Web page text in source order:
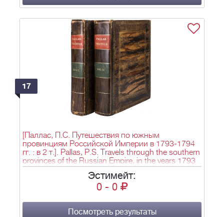
17
[Паллас, П.С. Путешествия по южным
провинциям Российской Империи в 1793-1794
гг. : в 2 т.]. Pallas, P.S. Travels through the southern
provinces of the Russian Empire, in the years 1793
and 1794 / Transl. from the German of P.S. Pallas,
Counsellor of State to His Imperial Majesty of all
Russias, knight, etc. - 2е изд. - Лондон: John
Эстимейт:
0 - 0
Посмотреть результаты